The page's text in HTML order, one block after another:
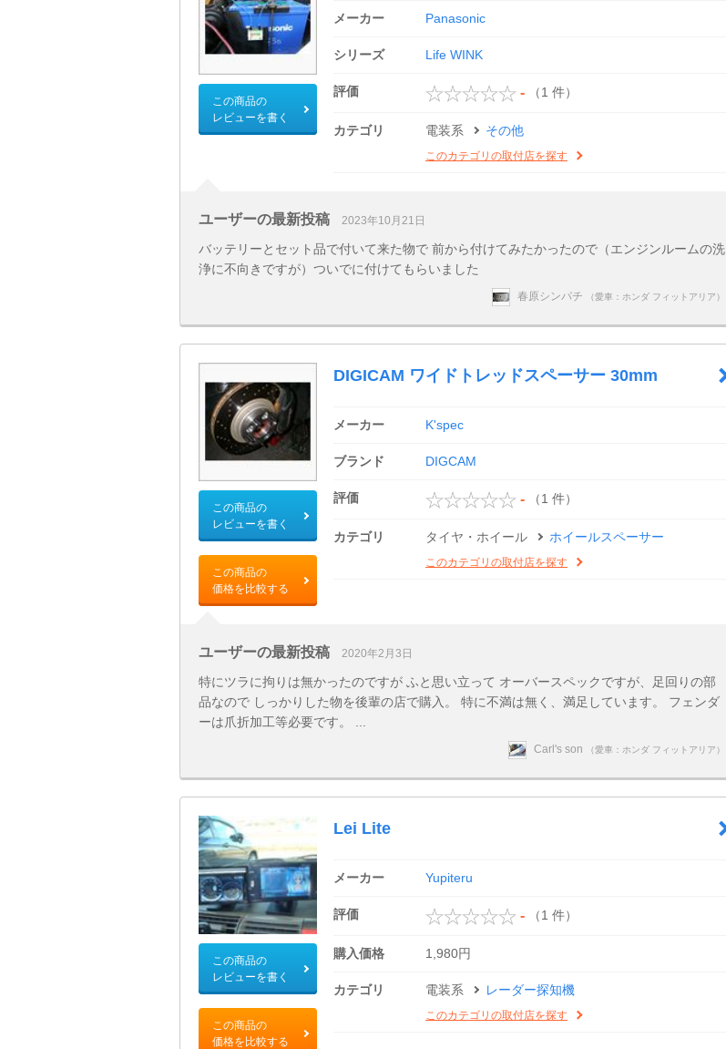
この商品の
レビューを書く
メーカー Panasonic
シリーズ Life WINK
評価 - （1 件）
カテゴリ 電装系 その他
このカテゴリの取付店を探す
ユーザーの最新投稿 2023年10月21日
バッテリーとセット品で付いて来た物で 前から付けてみたかったので（エンジンルームの洗
浄に不向きですが）ついでに付けてもらいました
春原シンパチ （愛車：ホンダ フィットアリア）
この商品の
レビューを書く
この商品の
価格を比較する
DIGICAM ワイドトレッドスペーサー 30mm
メーカー K'spec
ブランド DIGCAM
評価 - （1 件）
カテゴリ タイヤ・ホイール ホイールスペーサー
このカテゴリの取付店を探す
ユーザーの最新投稿 2020年2月3日
特にツラに拘りは無かったのですが ふと思い立って オーバースペックですが、足回りの部
品なので しっかりした物を後輩の店で購入。 特に不満は無く、満足しています。 フェンダ
ーは爪折加工等必要です。 ...
Carl's son （愛車：ホンダ フィットアリア）
この商品の
レビューを書く
この商品の
価格を比較する
Lei Lite
メーカー Yupiteru
評価 - （1 件）
購入価格 1,980円
カテゴリ 電装系 レーダー探知機
このカテゴリの取付店を探す